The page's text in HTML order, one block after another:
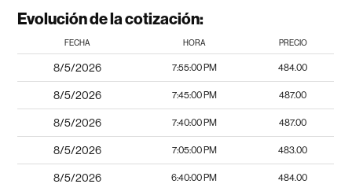
Evolución de la cotización:
FECHA HORA PRECIO
8/5/2026 7:55:00 PM 484.00
8/5/2026 7:45:00 PM 487.00
8/5/2026 7:40:00 PM 487.00
8/5/2026 7:05:00 PM 483.00
8/5/2026 6:40:00 PM 484.00